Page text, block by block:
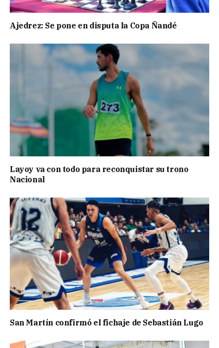
Ajedrez: Se pone en disputa la Copa Ñandé
Layoy va con todo para reconquistar su trono
Nacional
San Martín confirmó el fichaje de Sebastián Lugo